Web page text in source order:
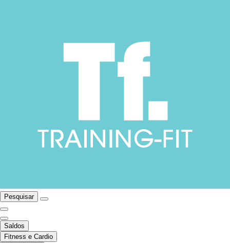
Pesquisar
Saldos
Fitness e Cardio